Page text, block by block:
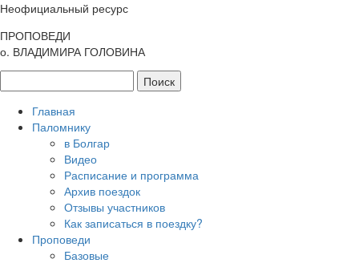
Неофициальный ресурс
ПРОПОВЕДИ
о. ВЛАДИМИРА ГОЛОВИНА
Главная
Паломнику
в Болгар
Видео
Расписание и программа
Архив поездок
Отзывы участников
Как записаться в поездку?
Проповеди
Базовые